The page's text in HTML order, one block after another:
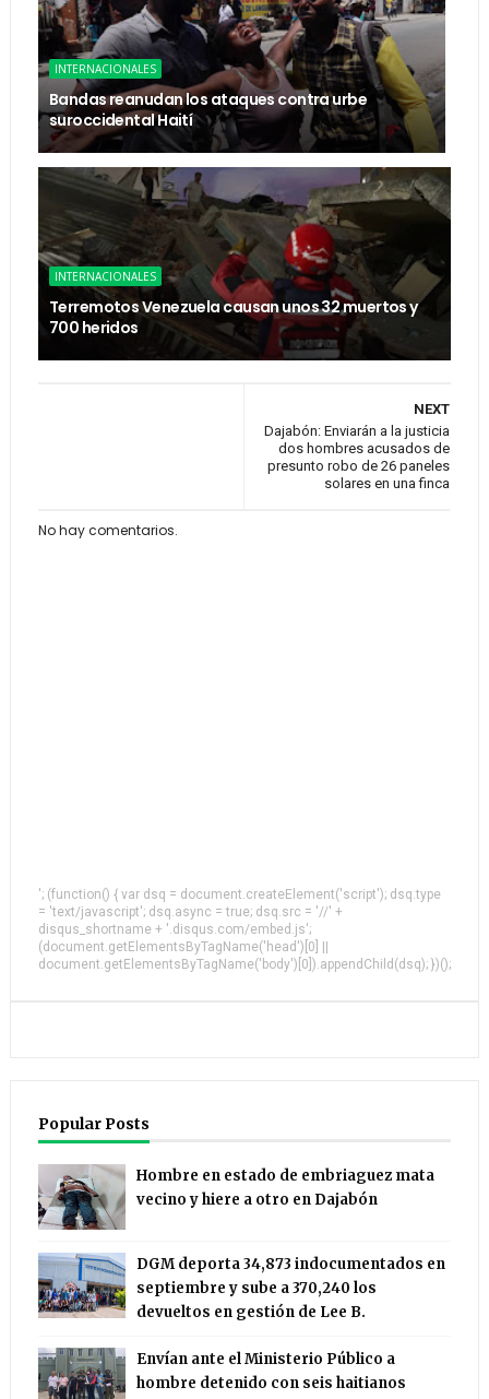
INTERNACIONALES
Bandas reanudan los ataques contra urbe
suroccidental Haití
INTERNACIONALES
Terremotos Venezuela causan unos 32 muertos y
700 heridos
NEXT
Dajabón: Enviarán a la justicia
dos hombres acusados de
presunto robo de 26 paneles
solares en una finca
No hay comentarios.
'; (function() { var dsq = document.createElement('script'); dsq.type
= 'text/javascript'; dsq.async = true; dsq.src = '//' +
disqus_shortname + '.disqus.com/embed.js';
(document.getElementsByTagName('head')[0] ||
document.getElementsByTagName('body')[0]).appendChild(dsq); })();
Popular Posts
Hombre en estado de embriaguez mata
vecino y hiere a otro en Dajabón
DGM deporta 34,873 indocumentados en
septiembre y sube a 370,240 los
devueltos en gestión de Lee B.
Envían ante el Ministerio Público a
hombre detenido con seis haitianos